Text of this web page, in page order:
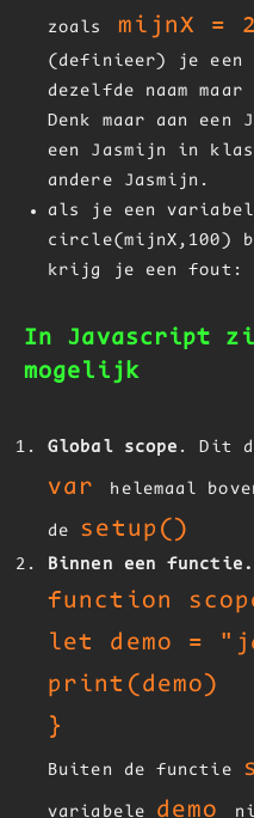
zoals mijnX =
(definieer) je een
dezelfde naam
Denk maar aan
een Jasmijn in
andere Jasmijn.
als je een
circle(mijnX,100)
krijg je een fout:
In Javascript
mogelijk
Global scope . Dit
var helemaal
de setup()
Binnen een functie.
function
let demo =
print(demo)
}
Buiten de functie
variabele demo